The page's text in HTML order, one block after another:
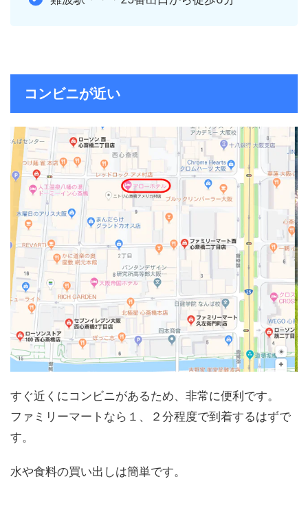
コンビニが近い
すぐ近くにコンビニがあるため、非常に便利です。
ファミリーマートなら１、２分程度で到着するはずで
す。
水や食料の買い出しは簡単です。